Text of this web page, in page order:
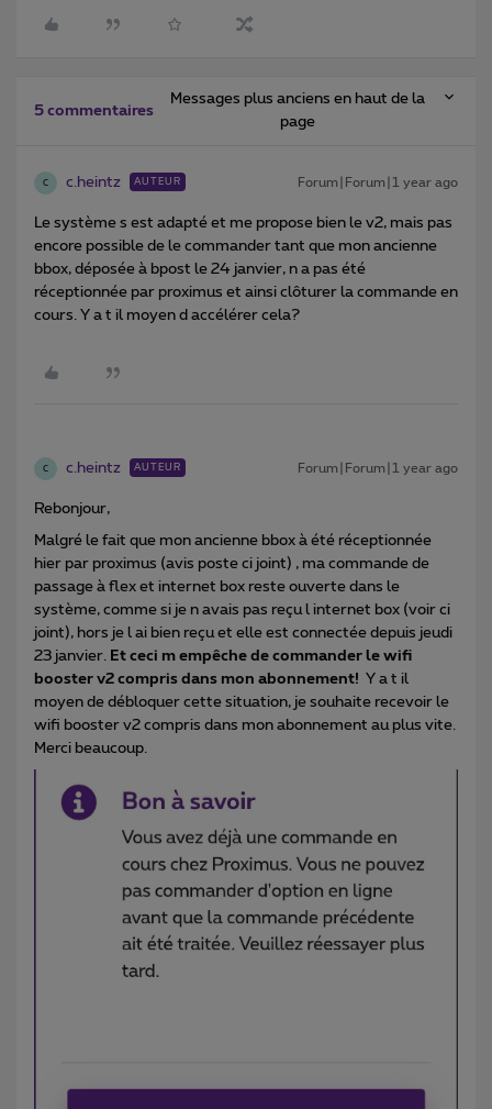
5 commentaires
Messages plus anciens en haut de la
page
C c.heintz AUTEUR Forum|Forum|1 year ago
Le système s est adapté et me propose bien le v2, mais pas
encore possible de le commander tant que mon ancienne
bbox, déposée à bpost le 24 janvier, n a pas été
réceptionnée par proximus et ainsi clôturer la commande en
cours. Y a t il moyen d accélérer cela?
C c.heintz AUTEUR Forum|Forum|1 year ago
Rebonjour,
Malgré le fait que mon ancienne bbox à été réceptionnée
hier par proximus (avis poste ci joint) , ma commande de
passage à flex et internet box reste ouverte dans le
système, comme si je n avais pas reçu l internet box (voir ci
joint), hors je l ai bien reçu et elle est connectée depuis jeudi
23 janvier. Et ceci m empêche de commander le wifi
booster v2 compris dans mon abonnement! Y a t il
moyen de débloquer cette situation, je souhaite recevoir le
wifi booster v2 compris dans mon abonnement au plus vite.
Merci beaucoup.